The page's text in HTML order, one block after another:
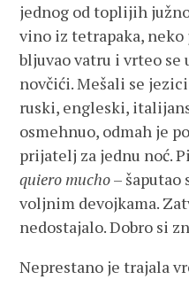
jednog od toplijih
vino iz tetrapaka, neko
bljuvao vatru i vrteo se
novčići. Mešali se
ruski, engleski,
osmehnuo, odmah je
prijatelj za jednu noć.
quiero mucho–
voljnim devojkama.
nedostajalo. Dobro si
Neprestano je trajala